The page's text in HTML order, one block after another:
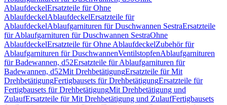
AblaufdeckelErsatzteile für Ohne
AblaufdeckelAblaufdeckelErsatzteile für
AblaufdeckelAblaufgarnituren für Duschwannen SestraErsatzteile
für Ablaufgarnituren für Duschwannen SestraOhne
AblaufdeckelErsatzteile für Ohne AblaufdeckelZubehör für
Ablaufgarnituren für DuschwannenVentilstopfenAblaufgarnituren
für Badewannen, d52Ersatzteile für Ablaufgarnituren für
Badewannen, d52Mit DrehbetätigungErsatzteile für Mit
DrehbetätigungFertigbausets für DrehbetätigungErsatzteile für
Fertigbausets für DrehbetätigungMit Drehbetätigung und
ZulaufErsatzteile für Mit Drehbetätigung und ZulaufFertigbausets